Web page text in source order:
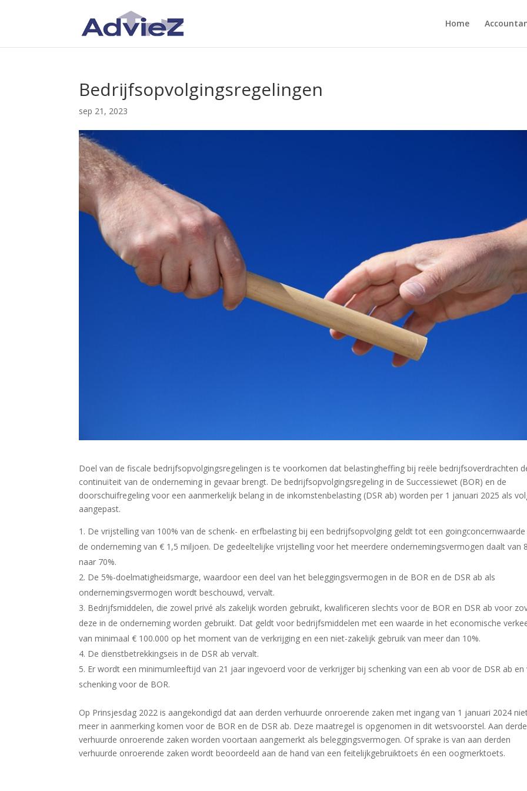
Home
Bedrijfsopvolgingsregelingen
sep 21, 2023
Doel van de fiscale bedrijfsopvolgingsregelingen is te voorkomen dat belastingheffing bij reële bedrijfsoverdrachten
continuïteit van de onderneming in gevaar brengt. De bedrijfsopvolgingsregeling in de Successiewet (BOR) en de
doorschuifregeling voor een aanmerkelijk belang in de inkomstenbelasting (DSR ab) worden per 1 januari 2025 als
aangepast.
De vrijstelling van 100% van de schenk- en erfbelasting bij een bedrijfsopvolging geldt tot een
de onderneming van € 1,5 miljoen. De gedeeltelijke vrijstelling voor het meerdere ondernemingsvermogen daalt van
naar 70%.
De 5%-doelmatigheidsmarge, waardoor een deel van het beleggingsvermogen in de BOR en de DSR ab als
ondernemingsvermogen wordt beschouwd, vervalt.
Bedrijfsmiddelen, die zowel privé als zakelijk worden gebruikt, kwalificeren slechts voor de BOR en DSR ab voor
deze in de onderneming worden gebruikt. Dat geldt voor bedrijfsmiddelen met een waarde in het economische
van minimaal € 100.000 op het moment van de verkrijging en een niet-zakelijk gebruik van meer dan 10%.
De dienstbetrekkingseis in de DSR ab vervalt.
Er wordt een minimumleeftijd van 21 jaar ingevoerd voor de verkrijger bij schenking van een ab voor de DSR ab
schenking voor de BOR.
Op Prinsjesdag 2022 is aangekondigd dat aan derden verhuurde onroerende zaken met ingang van 1 januari 2024
meer in aanmerking komen voor de BOR en de DSR ab. Deze maatregel is opgenomen in dit wetsvoorstel. Aan
verhuurde onroerende zaken worden voortaan aangemerkt als beleggingsvermogen. Of sprake is van aan derden
verhuurde onroerende zaken wordt beoordeeld aan de hand van een feitelijkgebruiktoets én een oogmerktoets.